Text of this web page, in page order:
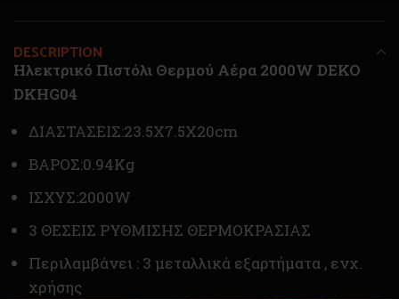
DESCRIPTION
Ηλεκτρικό Πιστόλι Θερμού Αέρα 2000W DEKO
DKHG04
ΔΙΑΣΤΑΣΕΙΣ:23.5X7.5X20cm
ΒΑΡΟΣ:0.94Kg
ΙΣΧΥΣ:2000W
3 ΘΕΣΕΙΣ ΡΥΘΜΙΣΗΣ ΘΕΡΜΟΚΡΑΣΙΑΣ
Περιλαμβάνει : 3 μεταλλικά εξαρτήματα , ενχ.
χρήσης